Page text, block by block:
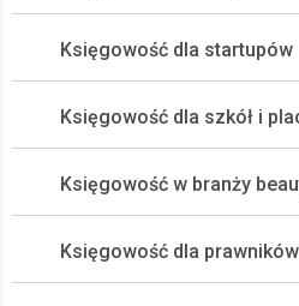
Księgowość dla startupów
Księgowość dla szkół i
Księgowość w branży
Księgowość dla